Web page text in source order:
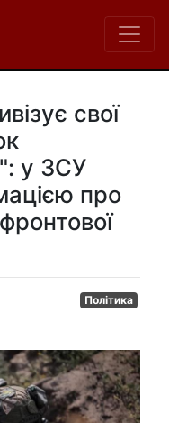
свої
у ЗСУ
про
Політика